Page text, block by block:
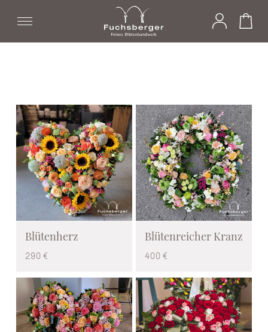
Blütenherz
290 €
Blütenreicher Kranz
400 €